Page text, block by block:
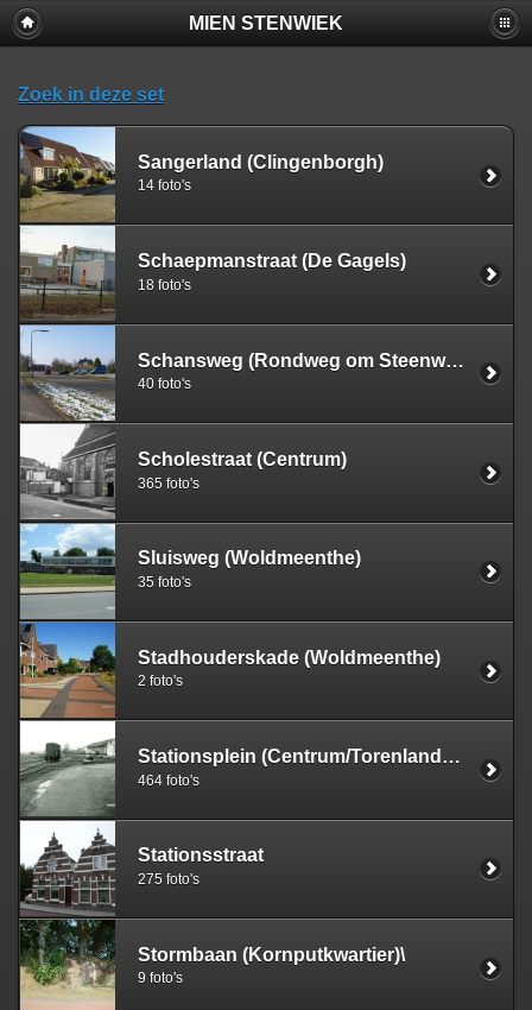
MIEN STENWIEK
Zoek in deze set
Sangerland (Clingenborgh)
14 foto's
Schaepmanstraat (De Gagels)
18 foto's
Schansweg (Rondweg om Steenwijk)
40 foto's
Scholestraat (Centrum)
365 foto's
Sluisweg (Woldmeenthe)
35 foto's
Stadhouderskade (Woldmeenthe)
2 foto's
Stationsplein (Centrum/Torenlanden)
464 foto's
Stationsstraat
275 foto's
Stormbaan (Kornputkwartier)\
9 foto's